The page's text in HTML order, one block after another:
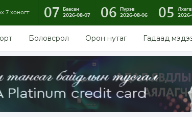
7 хоногт: 07 Баасан
2026-08-07
06 Пүрэв
2026-08-06
05
Боловсрол Орон нутаг Гадаад